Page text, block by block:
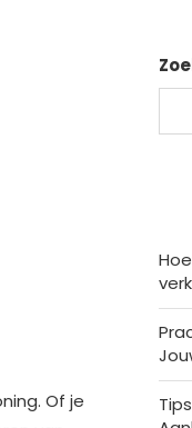
Of je